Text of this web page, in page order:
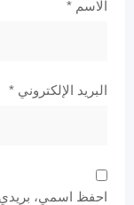
الاسم *
البريد الإلكتروني *
احفظ اسمي، بريدي